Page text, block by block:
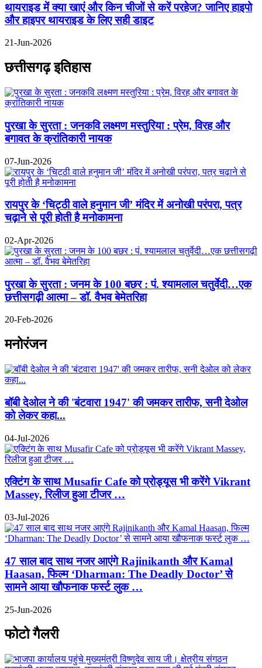
थायराइड में क्या खाएं और किन चीजों से करें परहेज? जानिए हाइपो
और हाइपर थायराइड के लिए सही डाइट
21-Jun-2026
छत्तीसगढ़ इतिहास
पुरखा के सुरता : जनकवि लक्ष्मण मस्तुरिया : प्रेम, विरह और
बगावत के क्रांतिकारी नायक
07-Jun-2026
रायपुर के ‘चिट्ठी वाले हनुमान जी’ मंदिर में अनोखी परंपरा, पत्र
चढ़ाने से पूरी होती है मनोकामना
02-Apr-2026
पुरखा के सुरता : जनम के 100 बछर : पं. श्यामलाल चतुर्वेदी…एक
छत्तीसगढ़ी आत्मा – डॉ. वैभव बेमेतरिहा
20-Feb-2026
मनोरंजन
बॉबी देओल ने की 'बंटवारा 1947' की जमकर तारीफ, सनी देओल
को लेकर कहा...
04-Jul-2026
एक्टिंग के साथ Musafir Cafe को प्रोड्यूस भी करेंगे Vikrant
Massey, रिलीज हुआ टीजर …
03-Jul-2026
47 साल बाद साथ नजर आएंगे Rajinikanth और Kamal
Haasan, फिल्म ‘Dharman: The Deadly Doctor’ से
सामने आया खौफनाक फर्स्ट लुक …
25-Jun-2026
फोटो गैलरी